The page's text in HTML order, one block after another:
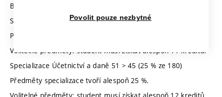
Bod 41:
Specializace Ekonomika podniku: 52 > 45 (25 % ze 180)
Předměty specializace tvoří alespoň 25 %.
Volitelné předměty: student musí získat alespoň 11 kreditů.
Specializace Účetnictví a daně 51 > 45 (25 % ze 180)
Předměty specializace tvoří alespoň 25 %.
Povolit pouze nezbytné